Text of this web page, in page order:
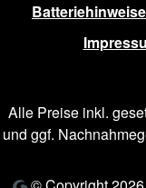
Batteriehinweise
Alle Preise inkl.
und ggf.